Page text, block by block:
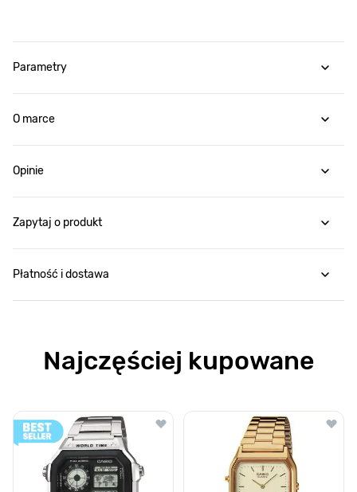
Parametry
O marce
Opinie
Zapytaj o produkt
Płatność i dostawa
Najczęściej kupowane
Poruszanie się po elementach karuzeli jest możliwe za pomocą
Naciśnij, aby pominąć karuzelę
Naciśnij, aby przejść do nawigacji karuzeli